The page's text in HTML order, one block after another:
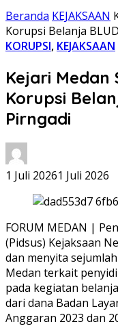
Beranda KEJAKSAAN
Korupsi Belanja
KORUPSI, KEJAKSAAN
Kejari Medan
Korupsi
Pirngadi
1 Juli 20261 Juli 2026
FORUM MEDAN |
(Pidsus) Kejaksaan
dan menyita
Medan terkait
pada kegiatan
dari dana Badan
Anggaran 2023 dan